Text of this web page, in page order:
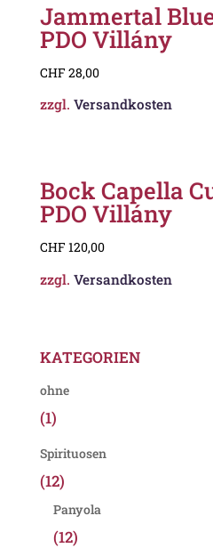
Jammertal
PDO Villány
CHF 28,00
zzgl. Versandkosten
Bock Capella
PDO Villány
CHF 120,00
zzgl. Versandkosten
KATEGORIEN
ohne
(1)
Spirituosen
(12)
Panyola
(12)